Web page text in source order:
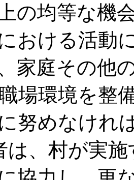
の均等な機
おける活動
家庭その他
場環境を整
努めなけれ
、村が実施